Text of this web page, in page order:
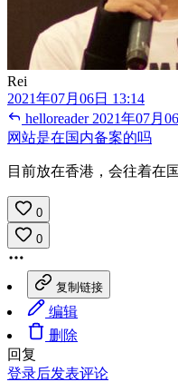
Rei
2021年07月06日 13:14
helloreader 2021年07月
网站是在国内备案的吗
目前放在香港，会往着在
0
0
复制链接
编辑
删除
回复
登录后发表评论